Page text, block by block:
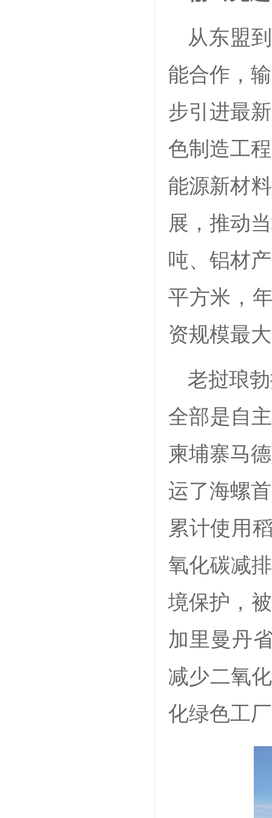
从东盟
能合作，
步引进最
色制造工
能源新材
展，推动
吨、铝材
平方米，
资规模最
老挝琅
全部是自
柬埔寨马
运了海螺
累计使用
氧化碳减
境保护，
加里曼丹
减少二氧
化绿色工